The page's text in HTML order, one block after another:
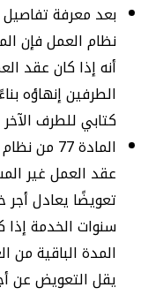
أنه إذا كان عقد
الطرفين إنهاؤه
كتابي للطرف
المادة
عقد العمل غير
تعويضًا يعادل
سنوات الخدمة إذا
المدة الباقية من
يقل التعويض عن